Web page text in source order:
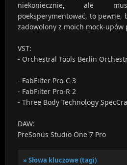
niekoniecznie, ale
poeksperymentować, to pewne,
zadowolony z moich mock-
VST:
- Orchestral Tools Berlin
- FabFilter Pro-C 3
- FabFilter Pro-R 2
- Three Body Technology
DAW:
PreSonus Studio One 7 Pro
Słowa kluczowe (tagi)